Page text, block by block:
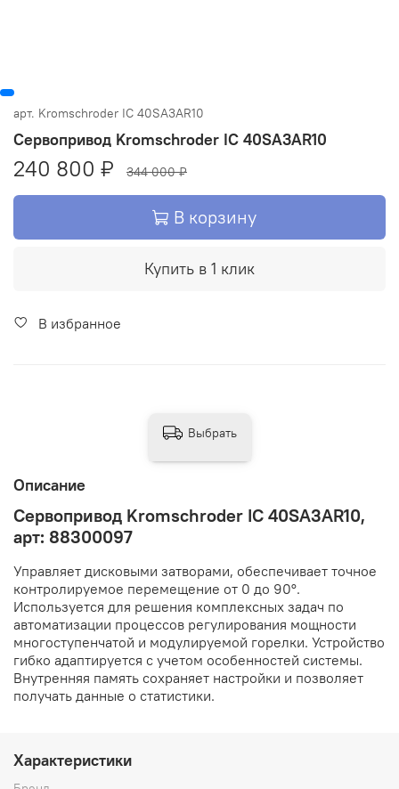
арт. Kromschroder IC 40SA3AR10
Сервопривод Kromschroder IC 40SA3AR10
240 800 ₽ 344 000 ₽
В корзину
Купить в 1 клик
В избранное
Описание
Сервопривод Kromschroder IC 40SA3AR10,
арт: 88300097
Управляет дисковыми затворами, обеспечивает точное
контролируемое перемещение от 0 до 90°.
Используется для решения комплексных задач по
автоматизации процессов регулирования мощности
многоступенчатой и модулируемой горелки. Устройство
гибко адаптируется с учетом особенностей системы.
Внутренняя память сохраняет настройки и позволяет
получать данные о статистики.
Характеристики
Выбрать